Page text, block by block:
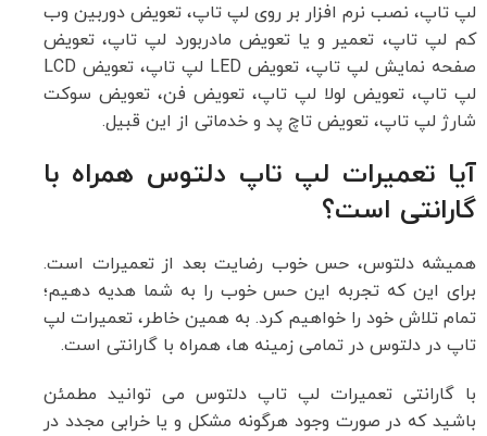
لپ تاپ، نصب نرم افزار بر روی لپ تاپ، تعویض دوربین وب
کم لپ تاپ، تعمیر و یا تعویض مادربورد لپ تاپ، تعویض
صفحه نمایش لپ تاپ، تعویض LED لپ تاپ، تعویض LCD
لپ تاپ، تعویض لولا لپ تاپ، تعویض فن، تعویض سوکت
شارژ لپ تاپ، تعویض تاچ پد و خدماتی از این قبیل.
آیا تعمیرات لپ تاپ دلتوس همراه با
گارانتی است؟
همیشه دلتوس، حس خوب رضایت بعد از تعمیرات است.
برای این که تجربه این حس خوب را به شما هدیه دهیم؛
تمام تلاش خود را خواهیم کرد. به همین خاطر، تعمیرات لپ
تاپ در دلتوس در تمامی زمینه ها، همراه با گارانتی است.
با گارانتی تعمیرات لپ تاپ دلتوس می توانید مطمئن
باشید که در صورت وجود هرگونه مشکل و یا خرابی مجدد در